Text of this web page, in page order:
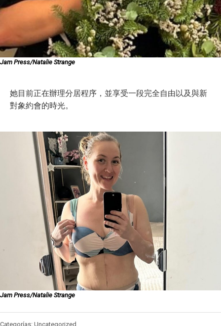
Jam Press/Natalie Strange
她目前正在辦理分居程序，並享受一段完全自由以及與新
對象約會的時光。
Jam Press/Natalie Strange
Categorías: Uncategorized